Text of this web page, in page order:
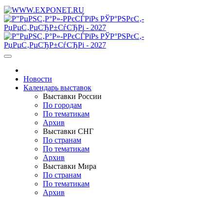
Новости
Календарь выставок
Выставки России
По городам
По тематикам
Архив
Выставки СНГ
По странам
По тематикам
Архив
Выставки Мира
По странам
По тематикам
Архив